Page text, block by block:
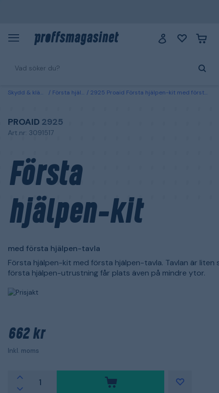
Skydd & kläder Första hjälpen 2925 Proaid Första hjälpen-kit med första hjälpen-tavla
PROAID 2925
Art.nr: 3091517
Första
hjälpen-kit
med första hjälpen-tavla
Första hjälpen-kit med första hjälpen-tavla. Tavlan är liten
första hjälpen-utrustning får plats även på mindre ytor.
662 kr
Inkl. moms